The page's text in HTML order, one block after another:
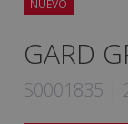
NUEVO
GARD
S0001835 |